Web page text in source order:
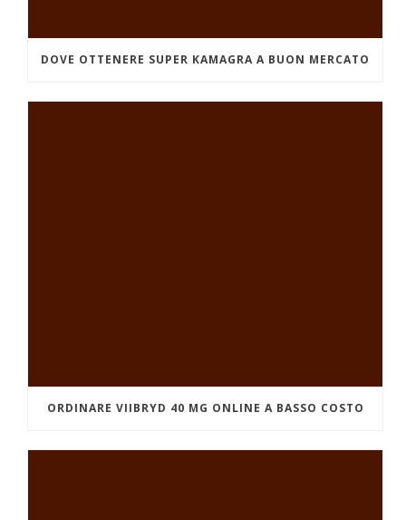
DOVE OTTENERE SUPER KAMAGRA A BUON MERCATO
ORDINARE VIIBRYD 40 MG ONLINE A BASSO COSTO